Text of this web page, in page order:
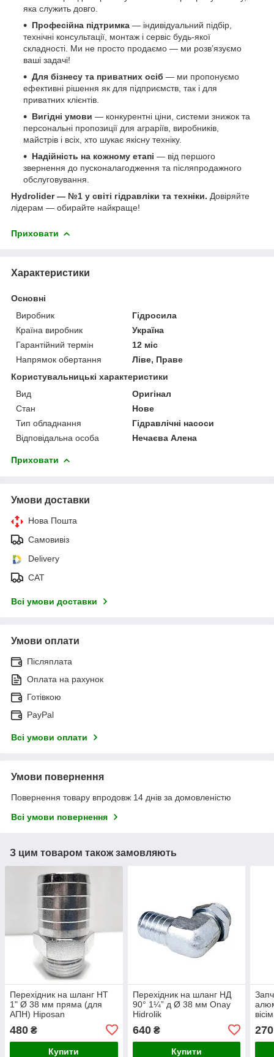
яка служить довго.
Професійна підтримка — індивідуальний підбір,
технічні консультації, монтаж і сервіс будь-якої
складності. Ми не просто продаємо — ми розв’язуємо
ваші задачі!
Для бізнесу та приватних осіб — ми пропонуємо
ефективні рішення як для підприємств, так і для
приватних клієнтів.
Вигідні умови — конкурентні ціни, системи знижок та
персональні пропозиції для аграріїв, виробників,
майстрів і всіх, хто шукає якісну техніку.
Надійність на кожному етапі — від першого
звернення до пусконалагодження та післяпродажного
обслуговування.
Hydrolider — №1 у світі гідравліки та техніки. Довіряйте
лідерам — обирайте найкраще!
Приховати
Характеристики
Основні
Виробник
Гідросила
Країна виробник
Україна
Гарантійний термін
12 міс
Напрямок обертання
Ліве, Праве
Користувальницькі характеристики
Вид
Оригінал
Стан
Нове
Тип обладнання
Гідравлічні насоси
Відповідальна особа
Нечаєва Алена
Приховати
Умови доставки
Нова Пошта
Самовивіз
Delivery
САТ
Всі умови доставки
Умови оплати
Післяплата
Оплата на рахунок
Готівкою
PayPal
Всі умови оплати
Умови повернення
Повернення товару впродовж 14 днів за домовленістю
Всі умови повернення
З цим товаром також замовляють
Перехідник на шланг НТ
1" Ø 38 мм пряма (для
АПН) Hiposan
480 ₴
Купити
Перехідник на шланг НД
90° 1¼” д Ø 38 мм Onay
Hidrolik
640₴
Купити
270